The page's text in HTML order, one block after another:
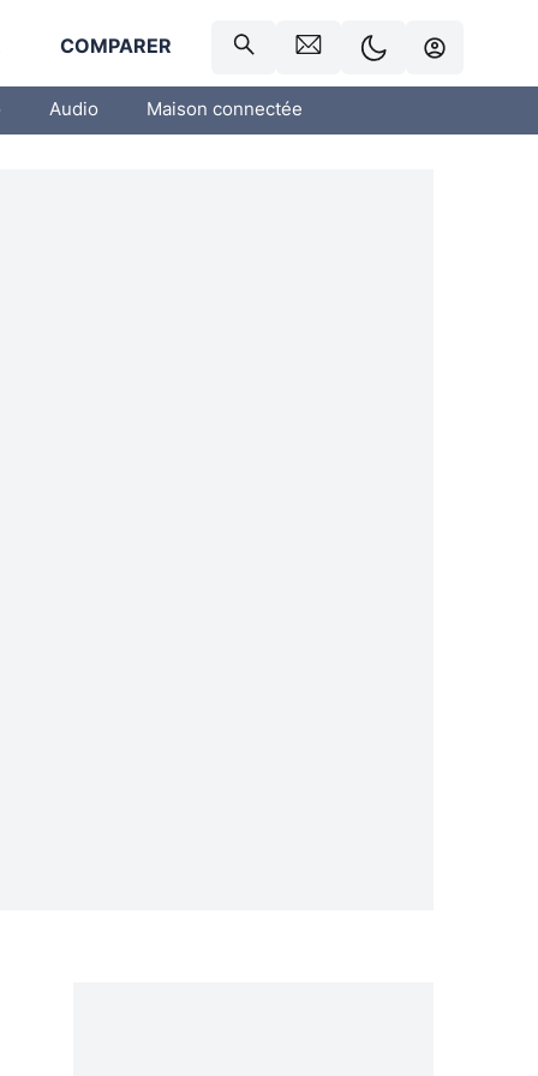
COMPARER
Audio Maison connectée